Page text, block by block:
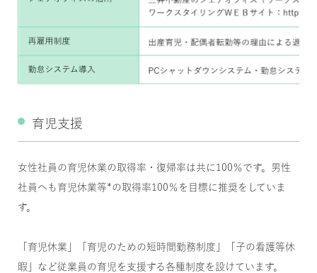
育児支援
女性社員の育児休業の取得率・復帰率は共に100％です。男性
社員へも育児休業等*の取得率100％を目標に推奨をしていま
す。
「育児休業」「育児のための短時間勤務制度」「子の看護等休
暇」など従業員の育児を支援する各種制度を設けています。